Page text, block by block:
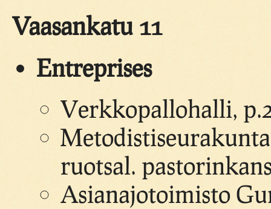
Vaasankatu 11
Entreprises
Verkkopallohalli,
ruotsal.
Asianajotoimisto